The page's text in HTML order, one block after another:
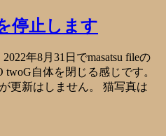
停止します
年8月31日でmasatsu fileの
自体を閉じる感じです。
更新はしません。 猫写真は